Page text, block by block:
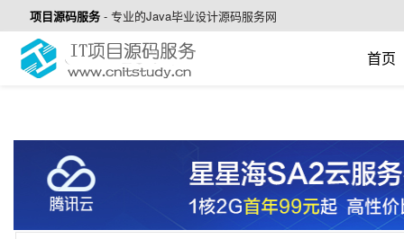
项目源码服务 - 专业的Java毕业设计源码服务网
首页